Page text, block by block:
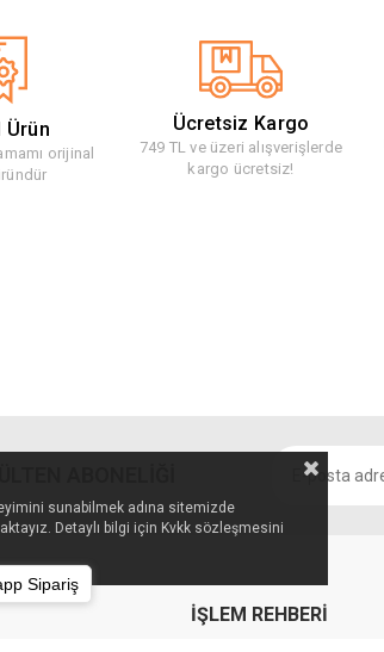
Ürün
orijinal
Ücretsiz Kargo
749 TL ve üzeri alışverişlerde
kargo ücretsiz!
İŞLEM REHBERİ
sunabilmek adına sitemizde
Detaylı bilgi için Kvkk sözleşmesini
Sipariş